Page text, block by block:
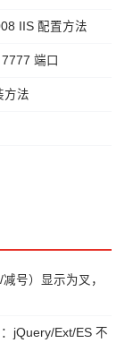
IIS 配置方法
端口
方法
号）显示为叉，
jQuery/Ext/ES 不